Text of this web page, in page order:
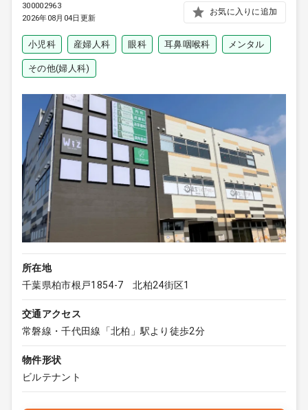
300002963
2026年08月04日更新
お気に入りに追加
小児科 産婦人科 眼科 耳鼻咽喉科 メンタル
その他(婦人科)
所在地
千葉県柏市根戸1854-7 北柏24街区1
交通アクセス
常磐線・千代田線「北柏」駅より徒歩2分
物件形状
ビルテナント